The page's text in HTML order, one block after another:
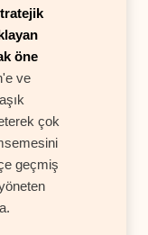
öne
ve
çok
geçmiş